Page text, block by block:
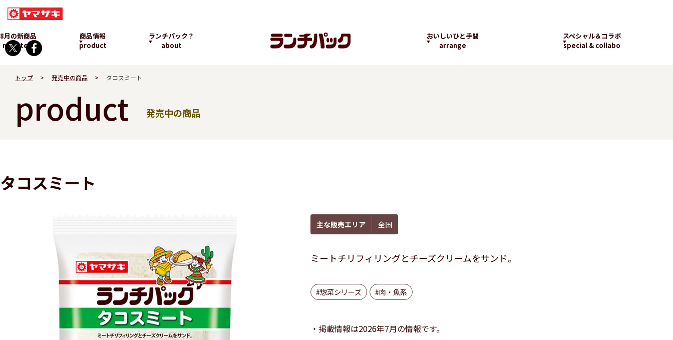
8月の新商品
new item
商品情報
product
ランチパック？
about
おいしいひと手間
arrange
スペシャル＆コラボ
special & collabo
トップ 発売中の商品 タコスミート
product 発売中の商品
タコスミート
主な販売エリア 全国
ミートチリフィリングとチーズクリームをサンド。
#惣菜シリーズ #肉・魚系
掲載情報は2026年7月の情報です。